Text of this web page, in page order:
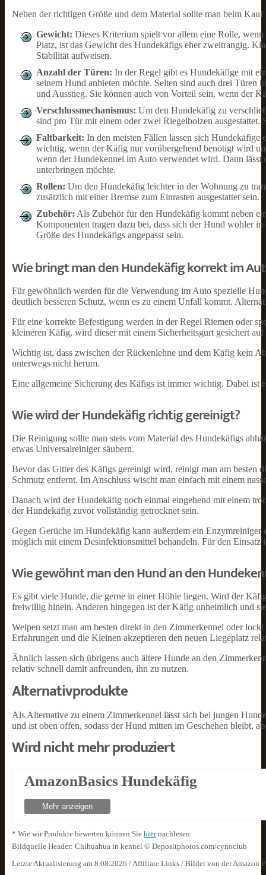
Neben der richtigen Größe und dem Material sollte man beim
Gewicht: Dieses Kriterium spielt vor allem eine Rolle,
Platz, ist das Gewicht des Hundekäfigs eher zweitrangig.
Stabilität aufweisen.
Anzahl der Türen: In der Regel gibt es Hundekäfige mit
seinem Hund anbieten möchte. Selten sind auch drei
und Ausstieg. Sie können auch von Vorteil sein, wenn der
Verschlussmechanismus: Um den Hundekäfig zu
sind pro Tür mit einem oder zwei Riegelbolzen ausgestattet.
Faltbarkeit: In den meisten Fällen lassen sich Hundekäfige
wichtig, wenn der Käfig nur vorübergehend benötigt wird
wenn der Hundekennel im Auto verwendet wird. Dann
unterbringen möchte.
Rollen: Um den Hundekäfig leichter in der Wohnung zu
zusätzlich mit einer Bremse zum Einrasten ausgestattet sein.
Zubehör: Als Zubehör für den Hundekäfig kommt neben
Komponenten tragen dazu bei, dass sich der Hund wohler
Größe des Hundekäfigs angepasst sein.
Wie bringt man den Hundekäfig korrekt im
Für gewöhnlich werden für die Verwendung im Auto spezielle
deutlich besseren Schutz, wenn es zu einem Unfall kommt.
Für eine korrekte Befestigung werden in der Regel Riemen oder
kleineren Käfig, wird dieser mit einem Sicherheitsgurt gesichert
Wichtig ist, dass zwischen der Rückenlehne und dem Käfig kein
unterwegs nicht herum.
Eine allgemeine Sicherung des Käfigs ist immer wichtig. Dabei
Wie wird der Hundekäfig richtig gereinigt?
Die Reinigung sollte man stets vom Material des Hundekäfigs
etwas Universalreiniger säubern.
Bevor das Gitter des Käfigs gereinigt wird, reinigt man am besten
Schmutz entfernt. Im Anschluss wischt man einfach mit einem
Danach wird der Hundekäfig noch einmal eingehend mit einem
der Hundekäfig zuvor vollständig getrocknet sein.
Gegen Gerüche im Hundekäfig kann außerdem ein
möglich mit einem Desinfektionsmittel behandeln. Für den
Wie gewöhnt man den Hund an den
Es gibt viele Hunde, die gerne in einer Höhle liegen. Wird der
freiwillig hinein. Anderen hingegen ist der Käfig unheimlich und
Welpen setzt man am besten direkt in den Zimmerkennel oder
Erfahrungen und die Kleinen akzeptieren den neuen Liegeplatz
Ähnlich lassen sich übrigens auch ältere Hunde an den
relativ schnell damit anfreunden, ihn zu nutzen.
Alternativprodukte
Als Alternative zu einem Zimmerkennel lässt sich bei jungen
und ist oben offen, sodass der Hund mitten im Geschehen bleibt,
Wird nicht mehr produziert
AmazonBasics Hundekäfig
Mehr anzeigen
* Wie wir Produkte bewerten können Sie hiernachlesen.
Bildquelle Header: Chihuahua in kennel © Depositphotos.com/cynoclub
Letzte Aktualisierung am 8.08.2026 / Affiliate Links / Bilder von der Amazon